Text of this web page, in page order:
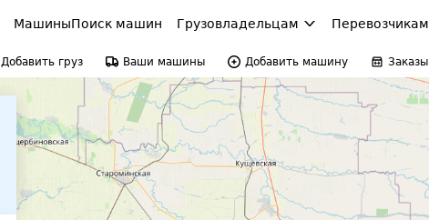
МашиныПоиск машин Грузовладельцам Перевозчикам
Добавить груз Ваши машины Добавить машину Заказы